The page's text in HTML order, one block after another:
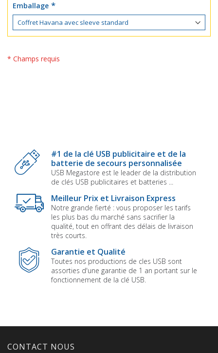
Emballage
* Champs requis
#1 de la clé USB publicitaire et de la
batterie de secours personnalisée
USB Megastore est le leader de la distribution
de clés USB publicitaires et batteries ...
Meilleur Prix et Livraison Express
Notre grande fierté : vous proposer les tarifs
les plus bas du marché sans sacrifier la
qualité, tout en offrant des délais de livraison
très courts.
Garantie et Qualité
Toutes nos productions de cles USB sont
assorties d'une garantie de 1 an portant sur le
fonctionnement de la clé USB.
CONTACT NOUS